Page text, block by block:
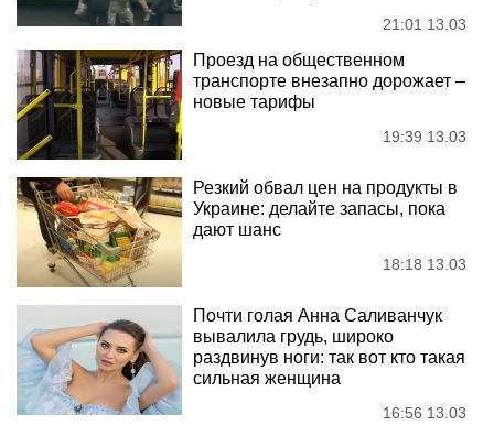
21:01 13.03
Проезд на общественном
транспорте внезапно дорожает –
новые тарифы
19:39 13.03
Резкий обвал цен на продукты в
Украине: делайте запасы, пока
дают шанс
18:18 13.03
Почти голая Анна Саливанчук
вывалила грудь, широко
раздвинув ноги: так вот кто такая
сильная женщина
16:56 13.03